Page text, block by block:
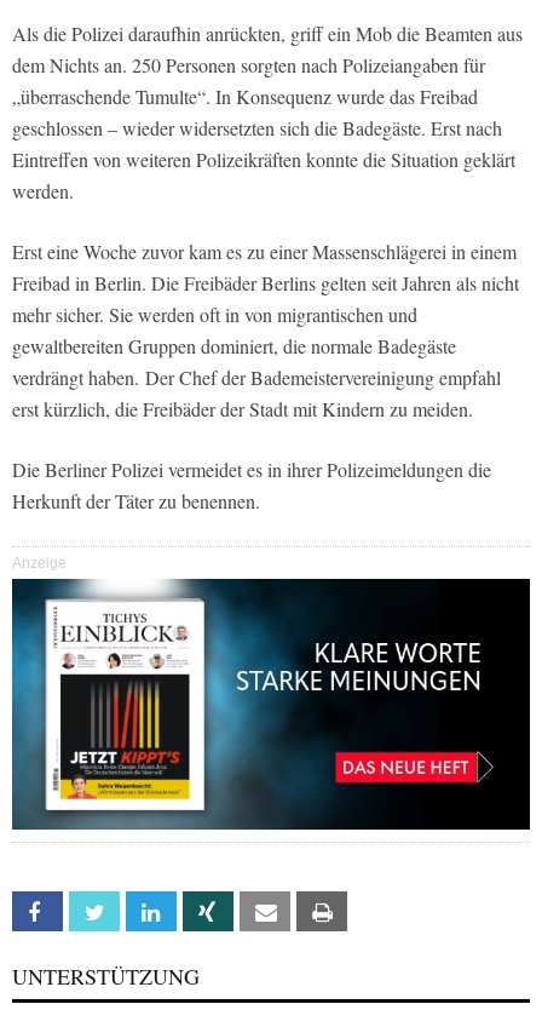
Als die Polizei daraufhin anrückten, griff ein Mob die Beamten aus
dem Nichts an. 250 Personen sorgten nach Polizeiangaben für
„überraschende Tumulte“. In Konsequenz wurde das Freibad
geschlossen – wieder widersetzten sich die Badegäste. Erst nach
Eintreffen von weiteren Polizeikräften konnte die Situation geklärt
werden.
Erst eine Woche zuvor kam es zu einer Massenschlägerei in einem
Freibad in Berlin. Die Freibäder Berlins gelten seit Jahren als nicht
mehr sicher. Sie werden oft in von migrantischen und
gewaltbereiten Gruppen dominiert, die normale Badegäste
verdrängt haben. Der Chef der Bademeistervereinigung empfahl
erst kürzlich, die Freibäder der Stadt mit Kindern zu meiden.
Die Berliner Polizei vermeidet es in ihrer Polizeimeldungen die
Herkunft der Täter zu benennen.
Anzeige
Facebook Twitter Linkedin Xing Email
UNTERSTÜTZUNG